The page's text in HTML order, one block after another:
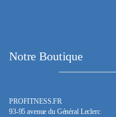
Notre Boutique
PROFITNESS.FR
93-95 avenue du Général Leclerc